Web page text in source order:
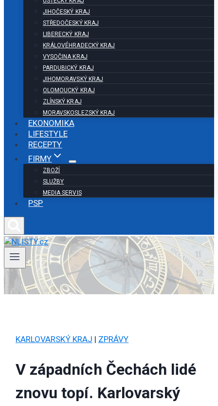
JIHOČESKÝ KRAJ
STŘEDOČESKÝ KRAJ
LIBERECKÝ KRAJ
KRÁLOVÉHRADECKÝ KRAJ
VYSOČINA KRAJ
PARDUBICKÝ KRAJ
JIHOMORAVSKÝ KRAJ
OLOMOUCKÝ KRAJ
ZLÍNSKÝ KRAJ
MORAVSKOSLEZSKÝ KRAJ
EKONOMIKA
LIFESTYLE
RECEPTY
FIRMY
ZBOŽÍ
SLUŽBY
MEDIA SERVIS
PSP
KARLOVARSKÝ KRAJ | ZPRÁVY
V západních Čechách lidé
znovu topí. Karlovarský